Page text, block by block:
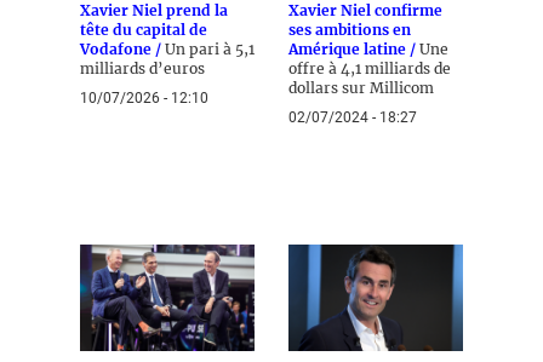
Xavier Niel prend la
tête du capital de
Vodafone / Un pari à 5,1
milliards d’euros
10/07/2026 - 12:10
Xavier Niel confirme
ses ambitions en
Amérique latine / Une
offre à 4,1 milliards de
dollars sur Millicom
02/07/2024 - 18:27